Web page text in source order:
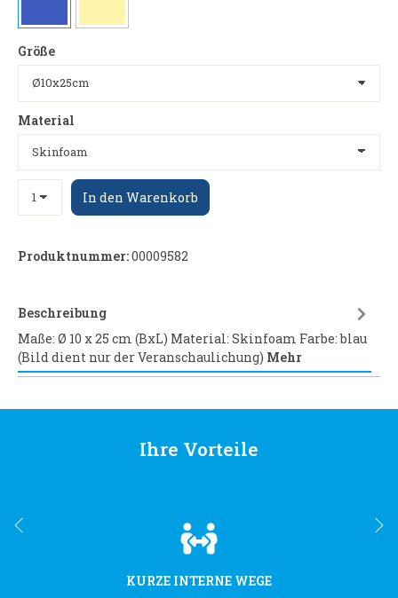
Größe
Material
In den Warenkorb
Produktnummer:00009582
Beschreibung
Maße: Ø 10 x 25 cm (BxL) Material: Skinfoam Farbe: blau
(Bild dient nur der Veranschaulichung) Mehr
Ihre Vorteile
KURZE INTERNE WEGE